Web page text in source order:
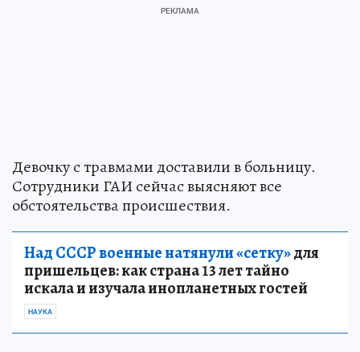
Девочку с травмами доставили в больницу.
Сотрудники ГАИ сейчас выясняют все
обстоятельства происшествия.
Над СССР военные натянули «сетку»для
пришельцев: как страна 13 лет тайно
искала и изучала инопланетных гостей
НАУКА